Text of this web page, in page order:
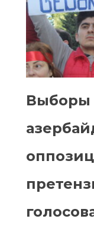
Выборы